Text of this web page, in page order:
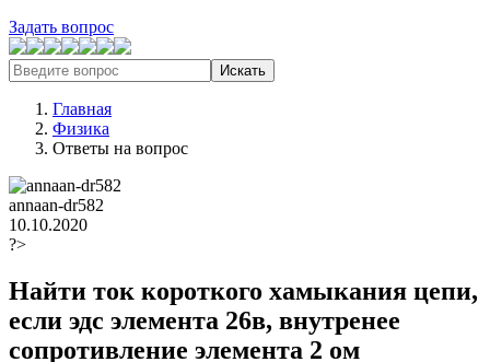
Задать вопрос
Искать
Главная
Физика
Ответы на вопрос
annaan-dr582
10.10.2020
?>
Найти ток короткого хамыкания цепи,
если эдс элемента 26в, внутренее
сопротивление элемента 2 ом